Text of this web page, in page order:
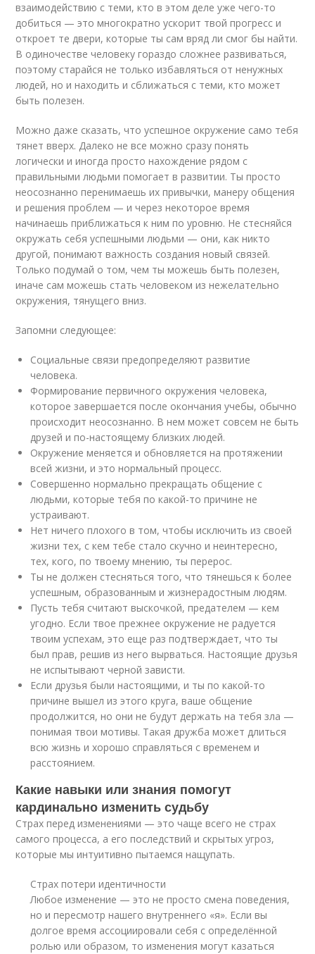
взаимодействию с теми, кто в этом деле уже чего-то
добиться — это многократно ускорит твой прогресс и
откроет те двери, которые ты сам вряд ли смог бы найти.
В одиночестве человеку гораздо сложнее развиваться,
поэтому старайся не только избавляться от ненужных
людей, но и находить и сближаться с теми, кто может
быть полезен.
Можно даже сказать, что успешное окружение само тебя
тянет вверх. Далеко не все можно сразу понять
логически и иногда просто нахождение рядом с
правильными людьми помогает в развитии. Ты просто
неосознанно перенимаешь их привычки, манеру общения
и решения проблем — и через некоторое время
начинаешь приближаться к ним по уровню. Не стесняйся
окружать себя успешными людьми — они, как никто
другой, понимают важность создания новый связей.
Только подумай о том, чем ты можешь быть полезен,
иначе сам можешь стать человеком из нежелательно
окружения, тянущего вниз.
Запомни следующее:
Социальные связи предопределяют развитие
человека.
Формирование первичного окружения человека,
которое завершается после окончания учебы, обычно
происходит неосознанно. В нем может совсем не быть
друзей и по-настоящему близких людей.
Окружение меняется и обновляется на протяжении
всей жизни, и это нормальный процесс.
Совершенно нормально прекращать общение с
людьми, которые тебя по какой-то причине не
устраивают.
Нет ничего плохого в том, чтобы исключить из своей
жизни тех, с кем тебе стало скучно и неинтересно,
тех, кого, по твоему мнению, ты перерос.
Ты не должен стесняться того, что тянешься к более
успешным, образованным и жизнерадостным людям.
Пусть тебя считают выскочкой, предателем — кем
угодно. Если твое прежнее окружение не радуется
твоим успехам, это еще раз подтверждает, что ты
был прав, решив из него вырваться. Настоящие друзья
не испытывают черной зависти.
Если друзья были настоящими, и ты по какой-то
причине вышел из этого круга, ваше общение
продолжится, но они не будут держать на тебя зла —
понимая твои мотивы. Такая дружба может длиться
всю жизнь и хорошо справляться с временем и
расстоянием.
Какие навыки или знания помогут
кардинально изменить судьбу
Страх перед изменениями — это чаще всего не страх
самого процесса, а его последствий и скрытых угроз,
которые мы интуитивно пытаемся нащупать.
Страх потери идентичности
Любое изменение — это не просто смена поведения,
но и пересмотр нашего внутреннего «я». Если вы
долгое время ассоциировали себя с определённой
ролью или образом, то изменения могут казаться